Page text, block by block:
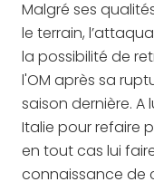
Malgré ses
le terrain,
la possibilité de
l'OM après sa
saison dernière. A
Italie pour refaire
en tout cas lui
connaissance de